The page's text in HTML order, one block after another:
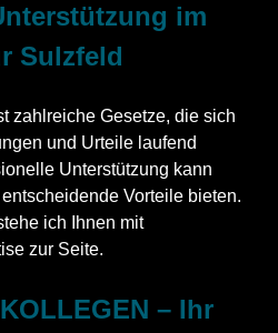
im
Sulzfeld
zahlreiche Gesetze, die sich
und Urteile laufend
Unterstützung kann
Vorteile bieten.
ich Ihnen mit
zur Seite.
– Ihr